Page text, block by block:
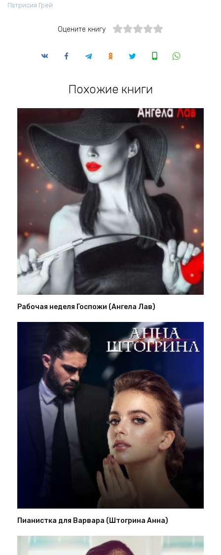
Патрисия Грей
Оцените книгу
Похожие книги
Рабочая неделя Госпожи (Ангела Лав)
Пианистка для Варвара (Штогрина Анна)